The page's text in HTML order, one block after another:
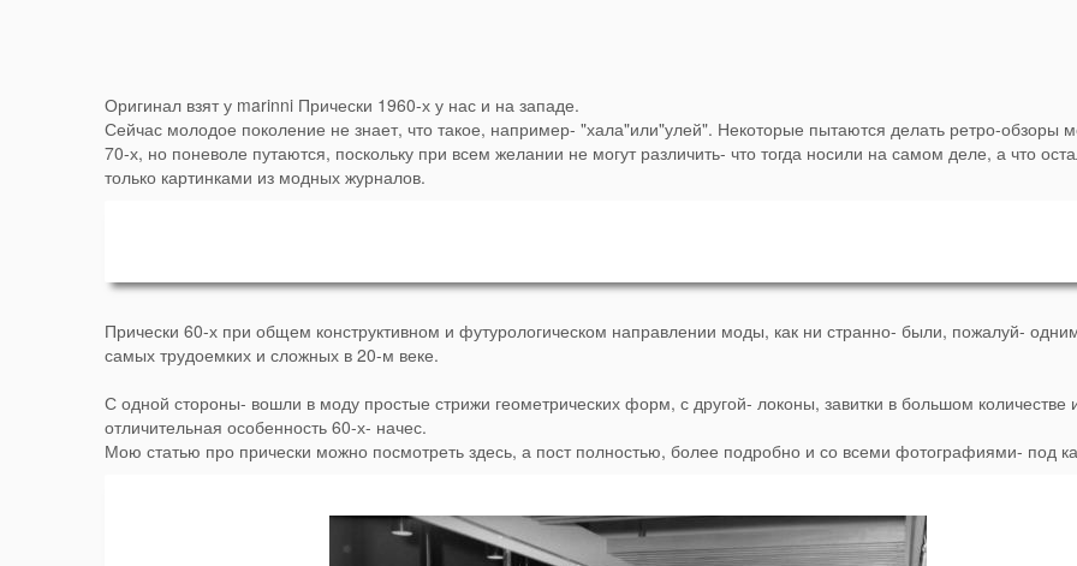
Оригинал взят у marinni Прически 1960-х у нас и на западе.
Сейчас молодое поколение не знает, что такое, например- "хала"или"улей". Некоторые пытаются делать ретро-обзоры
70-х, но поневоле путаются, поскольку при всем желании не могут различить- что тогда носили на самом деле, а что
только картинками из модных журналов.
Прически 60-х при общем конструктивном и футурологическом направлении моды, как ни странно- были, пожалуй-
самых трудоемких и сложных в 20-м веке.
С одной стороны- вошли в моду простые стрижи геометрических форм, с другой- локоны, завитки в большом количестве
отличительная особенность 60-х- начес.
Мою статью про прически можно посмотреть здесь, а пост полностью, более подробно и со всеми фотографиями- под